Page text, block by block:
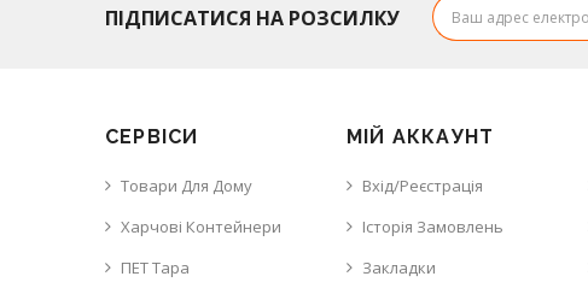
ПІДПИСАТИСЯ НА РОЗСИЛКУ
СЕРВІСИ
Товари Для Дому
Харчові Контейнери
ПЕТ Тара
МІЙ АККАУНТ
Вхід/Реєстрація
Історія Замовлень
Закладки